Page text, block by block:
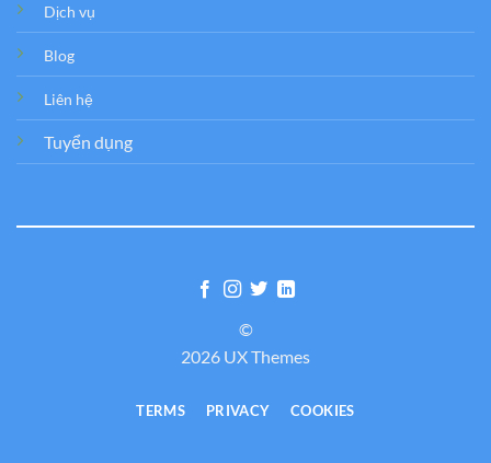
Dịch vụ
Blog
Liên hệ
Tuyển dụng
©
2026 UX Themes
TERMS PRIVACY COOKIES